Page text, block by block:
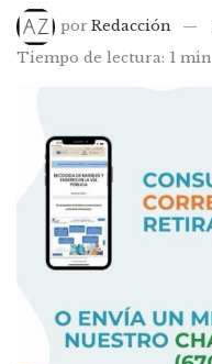
por Redacción
Tiempo de lectura: 1 min